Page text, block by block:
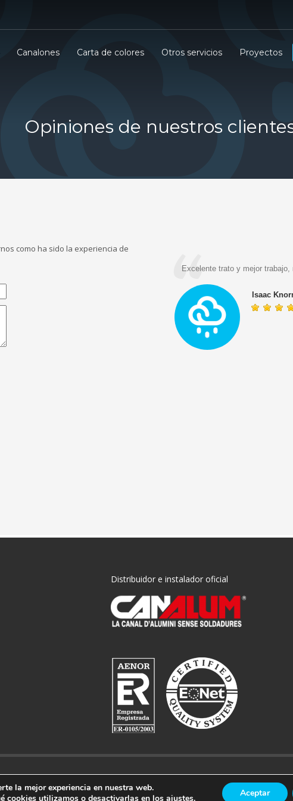
Canalones Carta de colores Otros servicios Proyectos
Opiniones de nuestros
como ha sido la experiencia de
Excelente trato y mejor
Isaac Knorr
Distribuidor e instalador oficial
la mejor experiencia en nuestra web.
cookies utilizamos o desactivarlas en losajustes. Aceptar